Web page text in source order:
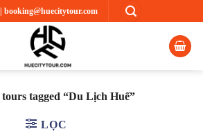
|booking@huecitytour.com
tours tagged “Du Lịch Huế”
LỌC